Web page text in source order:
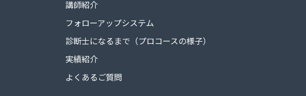
講師紹介
フォローアップシステム
診断士になるまで（プロコースの様子）
実績紹介
よくあるご質問